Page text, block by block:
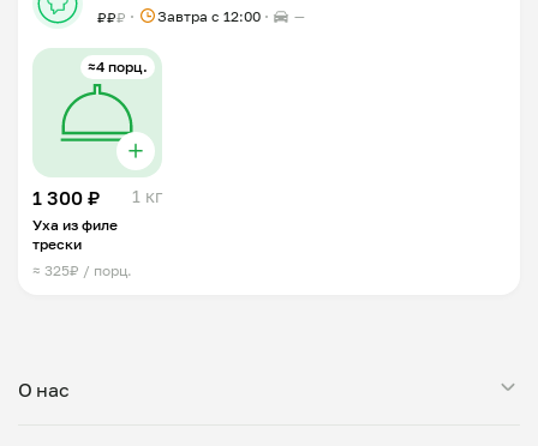
₽₽₽ Завтра c 12:00 —
≈4 порц.
1 300 ₽ 1 кг
Уха из филе
трески
≈ 325₽ / порц.
О нас